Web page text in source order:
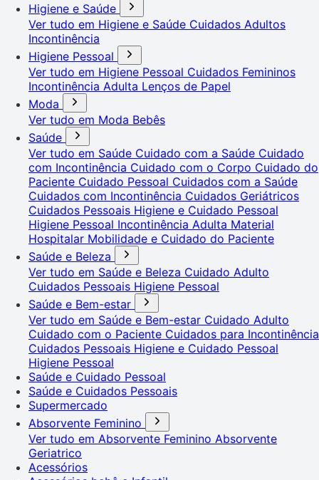
Higiene e Saúde
Ver tudo em Higiene e Saúde Cuidados Adultos
Incontinência
Higiene Pessoal
Ver tudo em Higiene Pessoal Cuidados Femininos
Incontinência Adulta Lenços de Papel
Moda
Ver tudo em Moda Bebês
Saúde
Ver tudo em Saúde Cuidado com a Saúde Cuidado
com Incontinência Cuidado com o Corpo Cuidado do
Paciente Cuidado Pessoal Cuidados com a Saúde
Cuidados com Incontinência Cuidados Geriátricos
Cuidados Pessoais Higiene e Cuidado Pessoal
Higiene Pessoal Incontinência Adulta Material
Hospitalar Mobilidade e Cuidado do Paciente
Saúde e Beleza
Ver tudo em Saúde e Beleza Cuidado Adulto
Cuidados Pessoais Higiene Pessoal
Saúde e Bem-estar
Ver tudo em Saúde e Bem-estar Cuidado Adulto
Cuidado com o Paciente Cuidados para Incontinência
Cuidados Pessoais Higiene e Cuidado Pessoal
Higiene Pessoal
Saúde e Cuidado Pessoal
Saúde e Cuidados Pessoais
Supermercado
Absorvente Feminino
Ver tudo em Absorvente Feminino Absorvente
Geriatrico
Acessórios